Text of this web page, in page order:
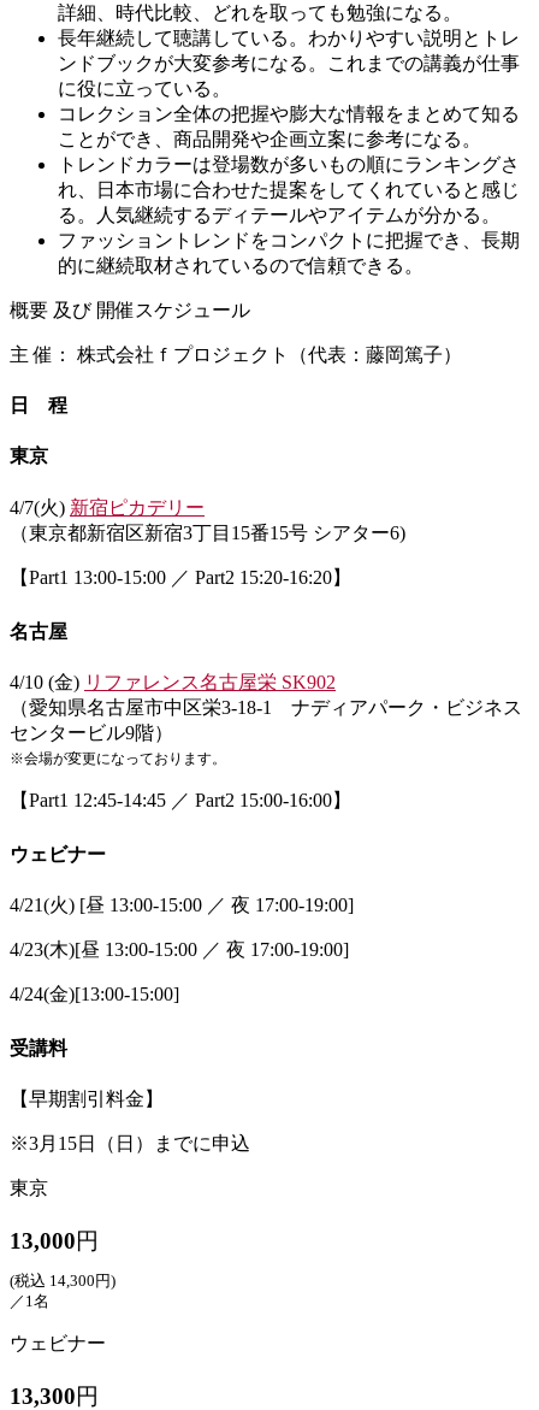
詳細、時代比較、どれを取っても勉強になる。
長年継続して聴講している。わかりやすい説明とトレ
ンドブックが大変参考になる。これまでの講義が仕事
に役に立っている。
コレクション全体の把握や膨大な情報をまとめて知る
ことができ、商品開発や企画立案に参考になる。
トレンドカラーは登場数が多いもの順にランキングさ
れ、日本市場に合わせた提案をしてくれていると感じ
る。人気継続するディテールやアイテムが分かる。
ファッショントレンドをコンパクトに把握でき、長期
的に継続取材されているので信頼できる。
概要 及び 開催スケジュール
主 催： 株式会社ｆプロジェクト（代表：藤岡篤子）
日 程
東京
4/7(火) 新宿ピカデリー
（東京都新宿区新宿3丁目15番15号 シアター6)
【Part1 13:00-15:00 ／ Part2 15:20-16:20】
名古屋
4/10 (金) リファレンス名古屋栄 SK902
（愛知県名古屋市中区栄3-18-1 ナディアパーク・ビジネス
センタービル9階）
※会場が変更になっております。
【Part1 12:45-14:45 ／ Part2 15:00-16:00】
ウェビナー
4/21(火) [昼 13:00-15:00 ／ 夜 17:00-19:00]
4/23(木)[昼 13:00-15:00 ／ 夜 17:00-19:00]
4/24(金)[13:00-15:00]
受講料
【早期割引料金】
※3月15日（日）までに申込
東京
13,000円
(税込 14,300円)
／1名
ウェビナー
13,300円